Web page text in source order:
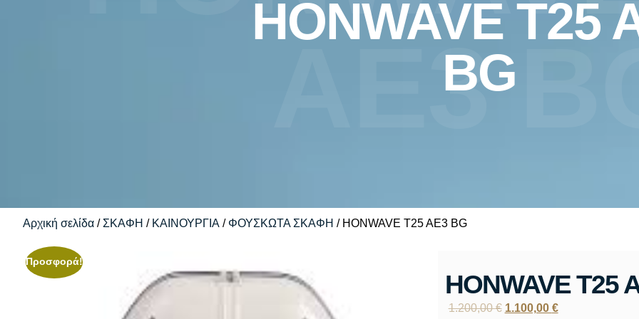
AE3
HONWAVE T25
BG
Αρχική σελίδα / ΣΚΑΦΗ / ΚΑΙΝΟΥΡΓΙΑ / ΦΟΥΣΚΩΤΑ ΣΚΑΦΗ / HONWAVE T25 AE3 BG
Προσφορά!
HONWAVE T25
1.200,00€ 1.100,00 €